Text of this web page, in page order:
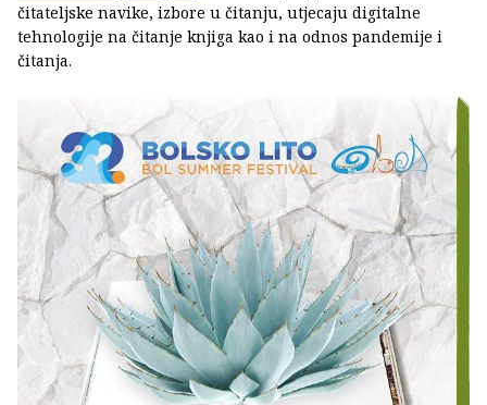
čitateljske navike, izbore u čitanju, utjecaju digitalne
tehnologije na čitanje knjiga kao i na odnos pandemije i
čitanja.